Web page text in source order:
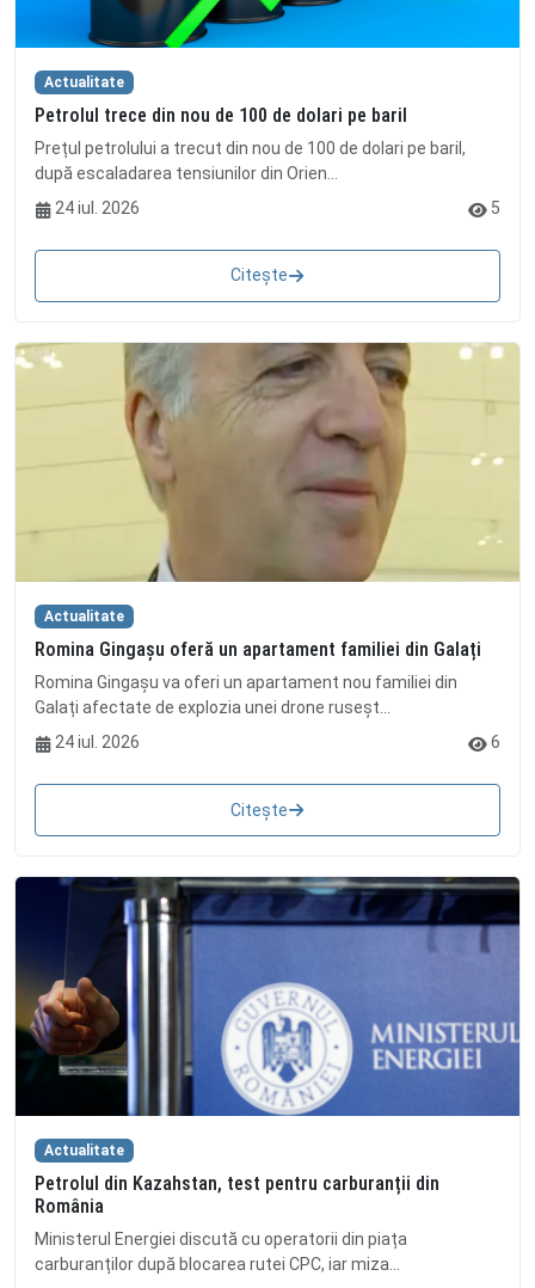
Actualitate
Petrolul trece din nou de 100 de dolari pe baril
Prețul petrolului a trecut din nou de 100 de dolari pe baril,
după escaladarea tensiunilor din Orien...
24 iul. 2026
5
Citește
Actualitate
Romina Gingașu oferă un apartament familiei din Galați
Romina Gingașu va oferi un apartament nou familiei din
Galați afectate de explozia unei drone ruseșt...
24 iul. 2026
6
Citește
Actualitate
Petrolul din Kazahstan, test pentru carburanții din
România
Ministerul Energiei discută cu operatorii din piața
carburanților după blocarea rutei CPC, iar miza...